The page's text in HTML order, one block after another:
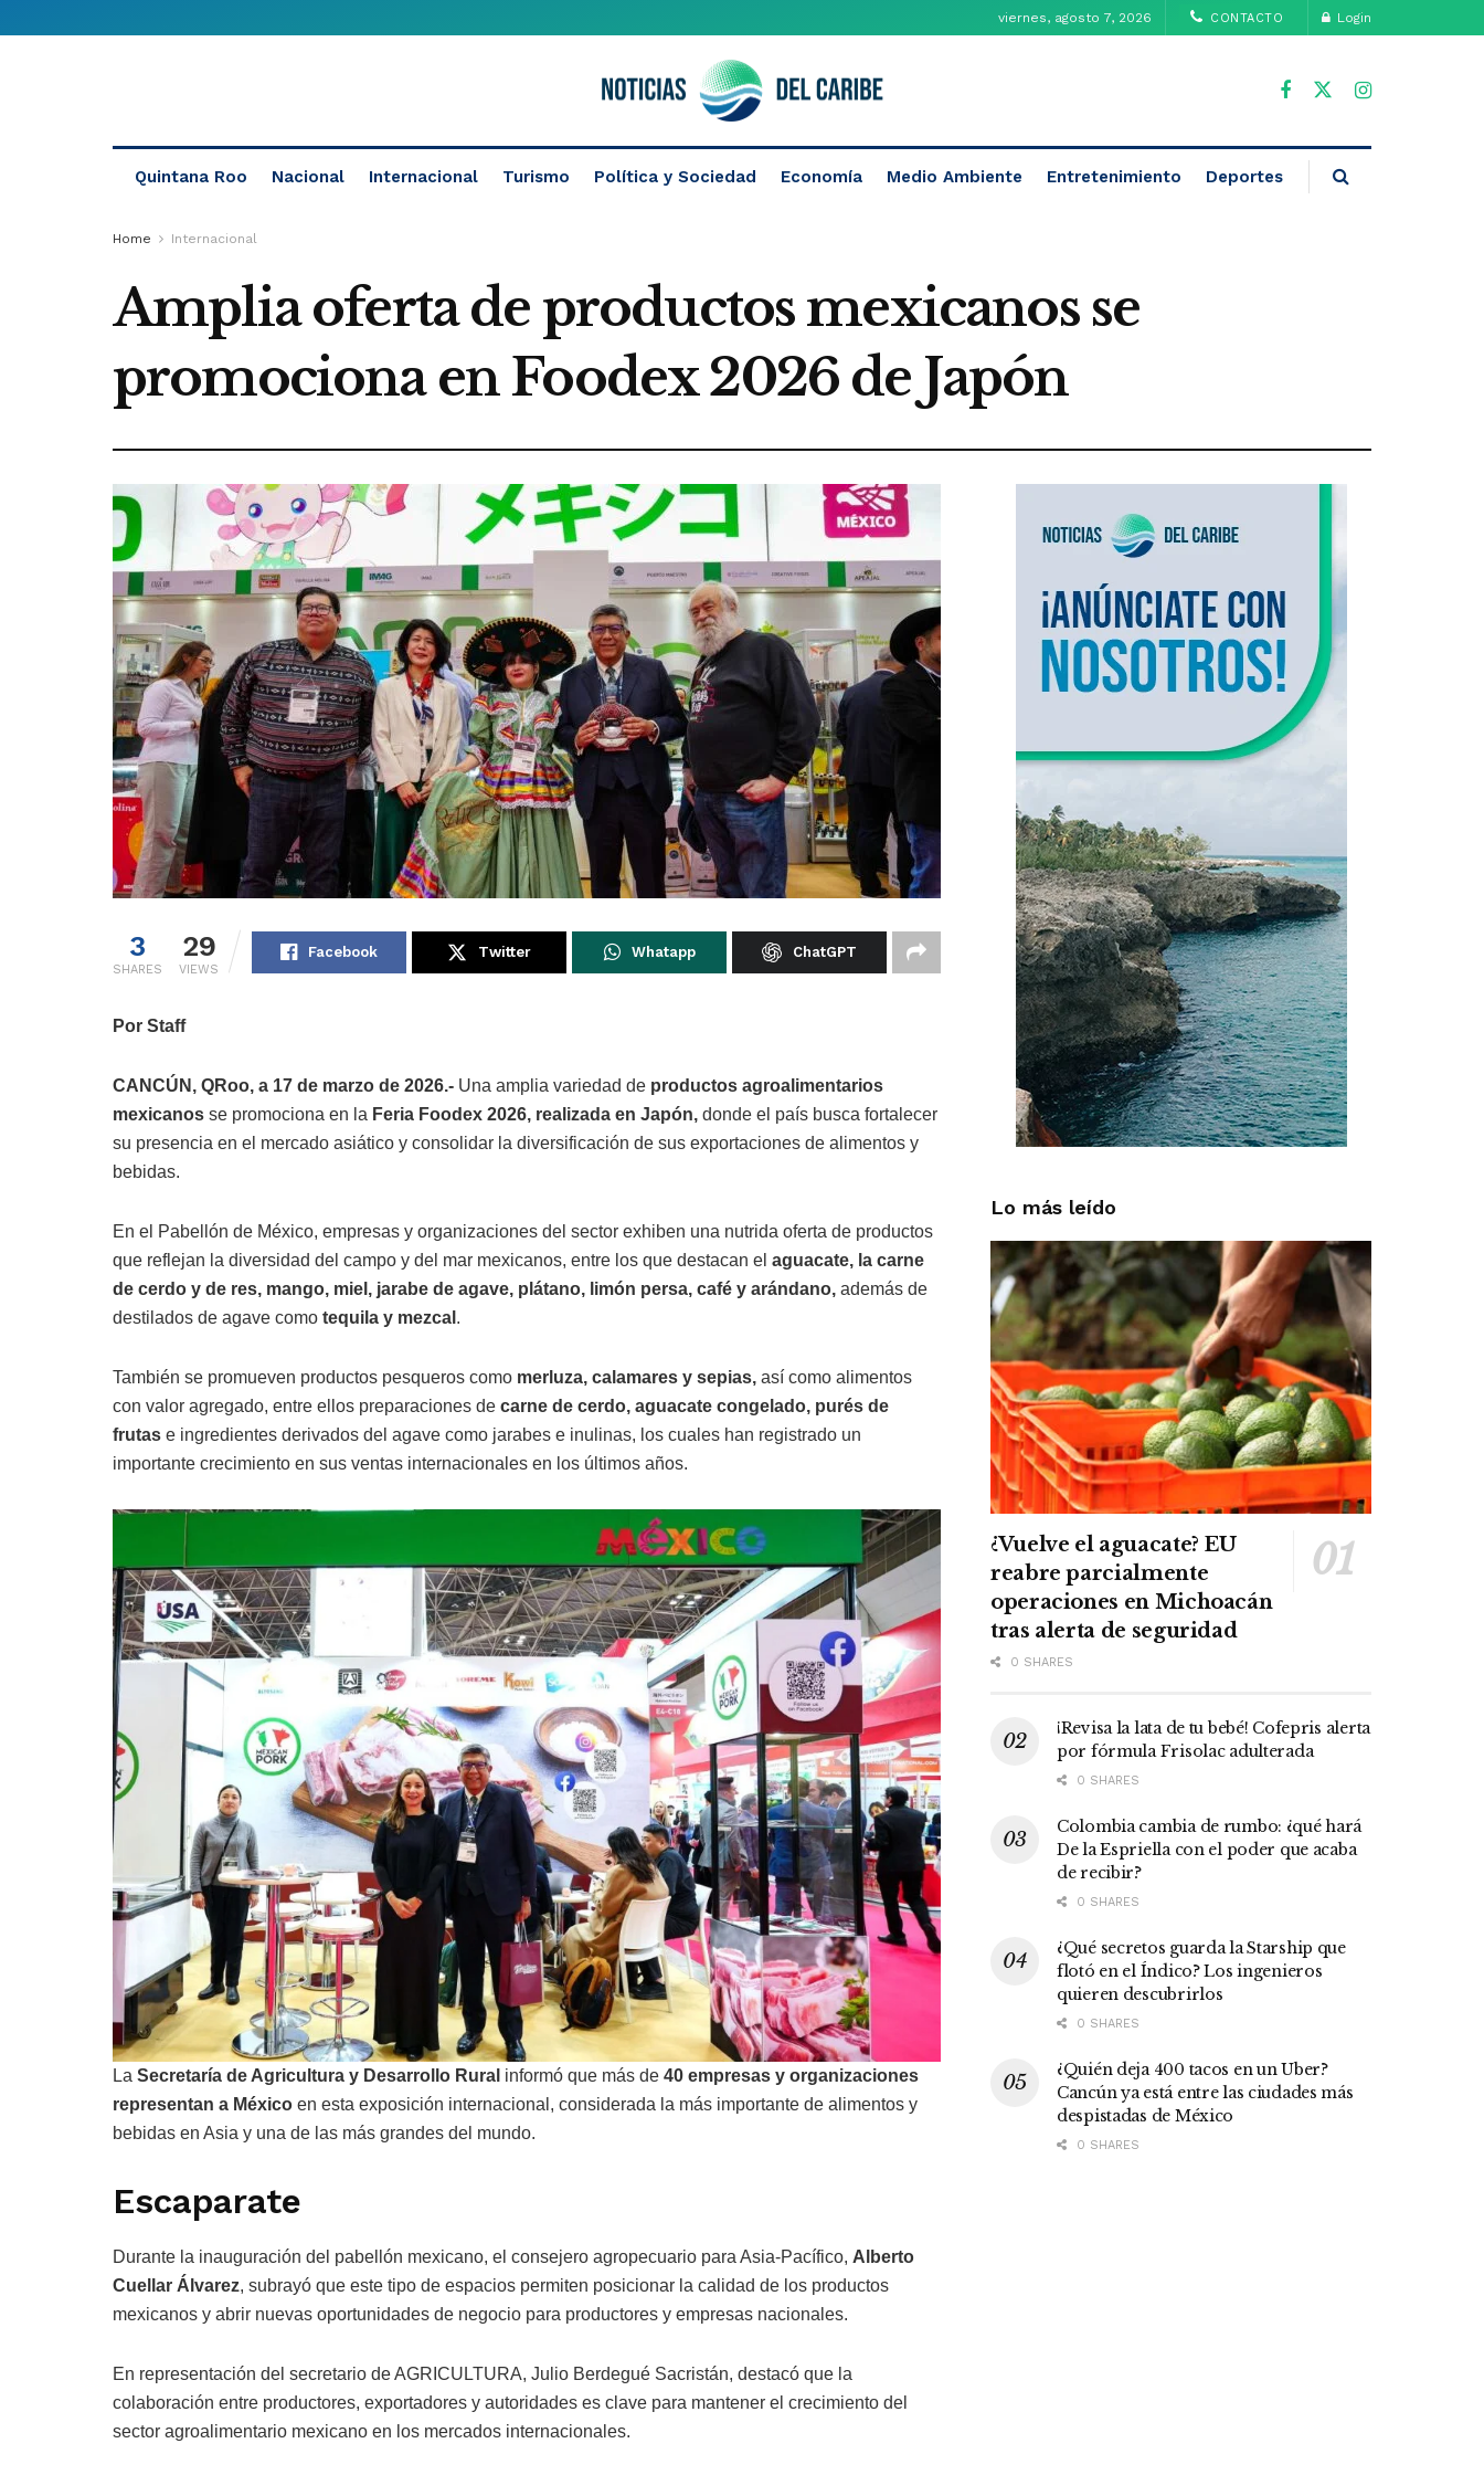
viernes, agosto 7, 2026 CONTACTO Login
Quintana Roo Nacional Internacional Turismo Política y Sociedad Economía Medio Ambiente Entretenimiento Deportes
Home Internacional
Amplia oferta de productos mexicanos se
promociona en Foodex 2026 de Japón
3
SHARES
29
VIEWS
Facebook Twitter Whatapp ChatGPT
Por Staff
CANCÚN, QRoo, a 17 de marzo de 2026.- Una amplia variedad de productos agroalimentarios
mexicanos se promociona en la Feria Foodex 2026, realizada en Japón, donde el país busca fortalecer
su presencia en el mercado asiático y consolidar la diversificación de sus exportaciones de alimentos y
bebidas.
En el Pabellón de México, empresas y organizaciones del sector exhiben una nutrida oferta de productos
que reflejan la diversidad del campo y del mar mexicanos, entre los que destacan el aguacate, la carne
de cerdo y de res, mango, miel, jarabe de agave, plátano, limón persa, café y arándano, además de
destilados de agave como tequila y mezcal .
También se promueven productos pesqueros como merluza, calamares y sepias, así como alimentos
con valor agregado, entre ellos preparaciones de carne de cerdo, aguacate congelado, purés de
frutas e ingredientes derivados del agave como jarabes e inulinas, los cuales han registrado un
importante crecimiento en sus ventas internacionales en los últimos años.
La Secretaría de Agricultura y Desarrollo Rural informó que más de 40 empresas y organizaciones
representan a México en esta exposición internacional, considerada la más importante de alimentos y
bebidas en Asia y una de las más grandes del mundo.
Escaparate
Durante la inauguración del pabellón mexicano, el consejero agropecuario para Asia-Pacífico, Alberto
Cuellar Álvarez, subrayó que este tipo de espacios permiten posicionar la calidad de los productos
mexicanos y abrir nuevas oportunidades de negocio para productores y empresas nacionales.
En representación del secretario de AGRICULTURA, Julio Berdegué Sacristán, destacó que la
colaboración entre productores, exportadores y autoridades es clave para mantener el crecimiento del
sector agroalimentario mexicano en los mercados internacionales.
Lo más leído
¿Vuelve el aguacate? EU
reabre parcialmente
operaciones en Michoacán
tras alerta de seguridad
0 SHARES
¡Revisa la lata de tu bebé! Cofepris alerta
por fórmula Frisolac adulterada
0 SHARES
Colombia cambia de rumbo: ¿qué hará
De la Espriella con el poder que acaba
de recibir?
0 SHARES
¿Qué secretos guarda la Starship que
flotó en el Índico? Los ingenieros
quieren descubrirlos
0 SHARES
¿Quién deja 400 tacos en un Uber?
Cancún ya está entre las ciudades más
despistadas de México
0 SHARES